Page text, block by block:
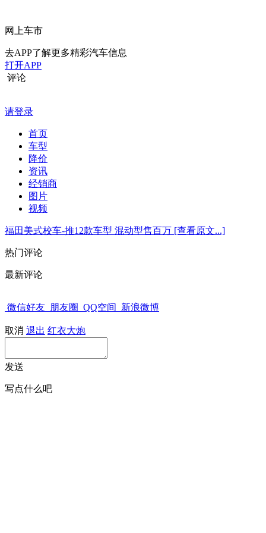
网上车市
去APP了解更多精彩汽车信息
打开APP
评论
请登录
首页
车型
降价
资讯
经销商
图片
视频
福田美式校车-推12款车型 混动型售百万 [查看原文...]
热门评论
最新评论
微信好友 朋友圈 QQ空间 新浪微博
取消 退出 红衣大炮
发送
写点什么吧